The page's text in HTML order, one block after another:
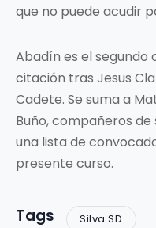
que no puede acudir
Abadín es el
citación tras Jesus
Cadete. Se suma a
Buño, compañeros de
una lista de
presente curso.
Tags Silva SD